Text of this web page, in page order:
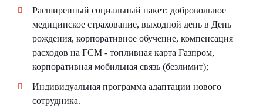
Расширенный социальный пакет: добровольное
медицинское страхование, выходной день в День
рождения, корпоративное обучение, компенсация
расходов на ГСМ - топливная карта Газпром,
корпоративная мобильная связь (безлимит);
Индивидуальная программа адаптации нового
сотрудника.